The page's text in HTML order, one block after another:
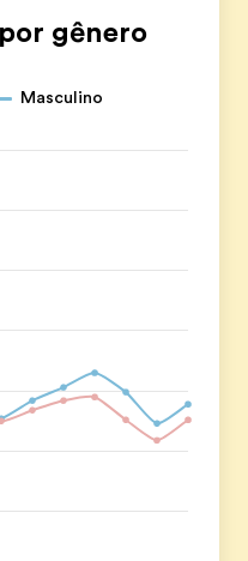
gênero
Masculino